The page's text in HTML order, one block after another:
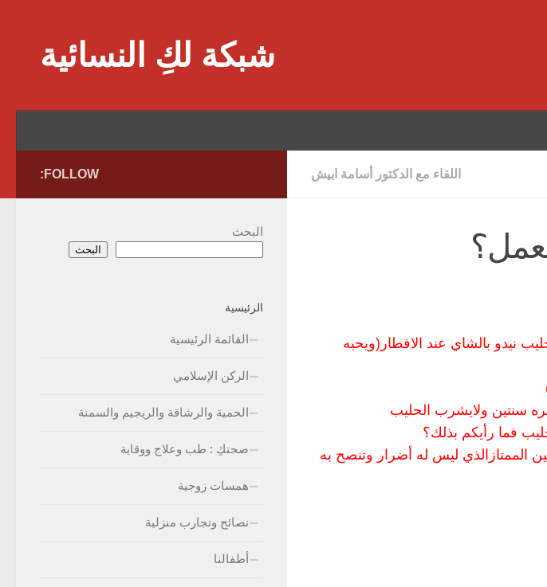
شبكة لكِ النسائية
اللقاء مع الدكتور أسامة ابيش
نيدو بالشاي عند الافطار(ويحبه
الممتازالذي ليس له أضرار وتنصح به
FOLLOW:
البحث
البحث
الرئيسية
القائمة الرئيسية
الركن الإسلامي
الحمية والرشاقة والريجيم والسمنة
صحتكِ : طب وعلاج ووقاية
همسات زوجية
نصائح وتجارب منزلية
أطفالنا